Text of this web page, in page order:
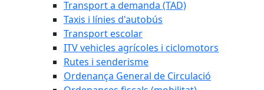
Transport a demanda (TAD)
Taxis i línies d'autobús
Transport escolar
ITV vehicles agrícoles i ciclomotors
Rutes i senderisme
Ordenança General de Circulació